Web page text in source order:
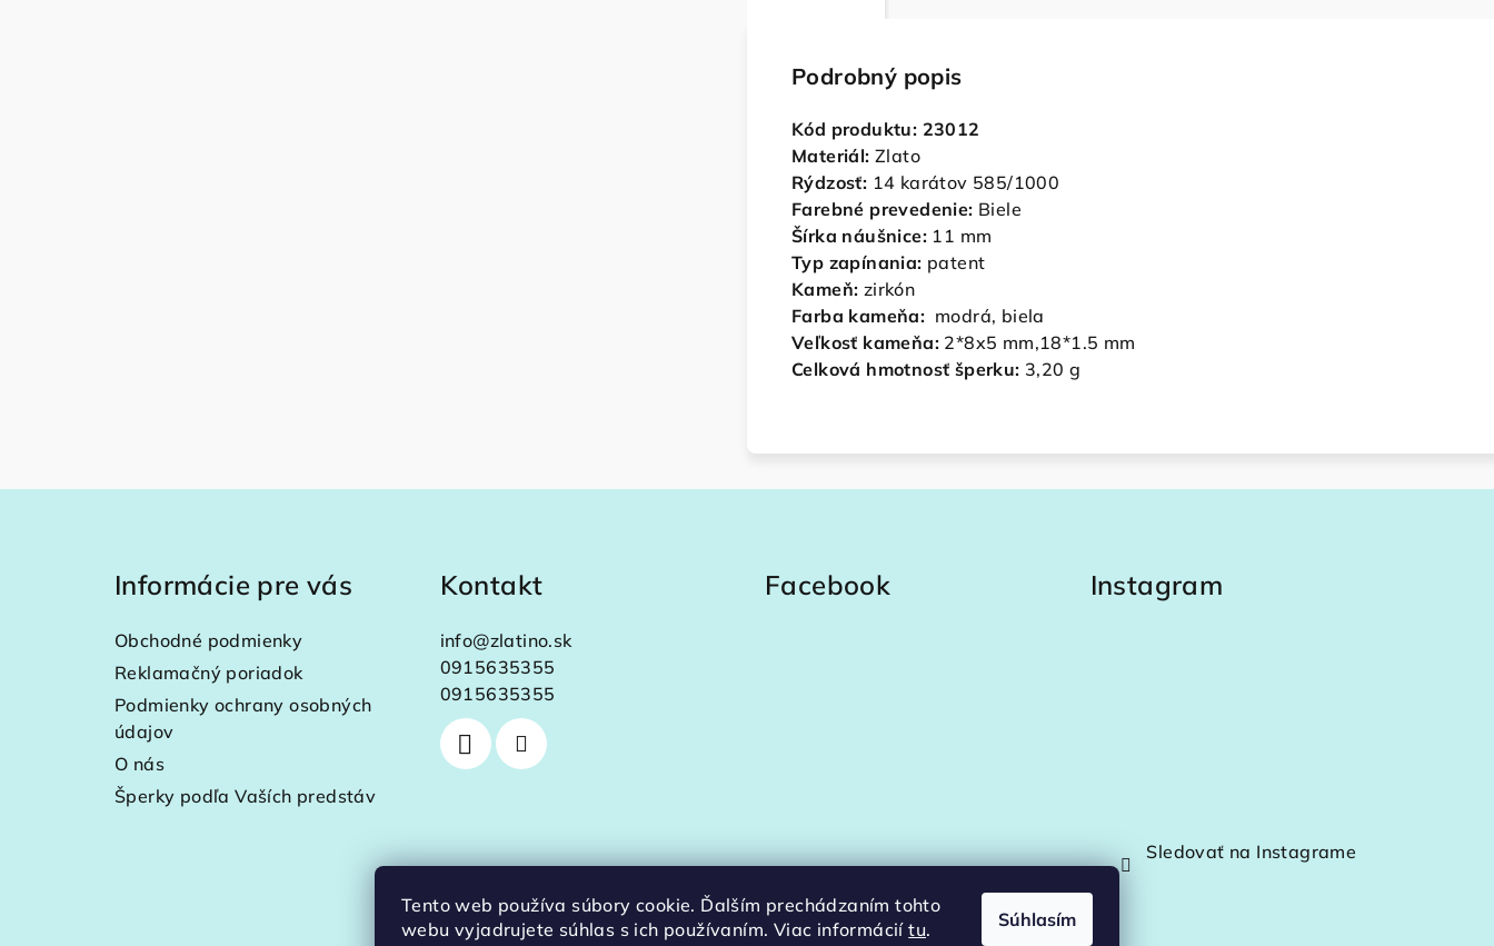
Tento web používa súbory cookie. Ďalším prechádzaním tohto
webu vyjadrujete súhlas s ich používaním. Viac informáciítu. Súhlasím
Podrobný popis
Kód produktu: 23012
Materiál: Zlato
Rýdzosť: 14 karátov 585/1000
Farebné prevedenie: Biele
Šírka náušnice: 11 mm
Typ zapínania: patent
Kameň: zirkón
Farba kameňa: modrá, biela
Veľkosť kameňa: 2*8x5 mm,18*1.5 mm
Celková hmotnosť šperku: 3,20 g
Informácie pre vás
Obchodné podmienky
Reklamačný poriadok
Podmienky ochrany osobných
údajov
O nás
Šperky podľa Vaších predstáv
Kontakt
info@zlatino.sk
0915635355
0915635355
Facebook Instagram
Sledovať na Instagrame